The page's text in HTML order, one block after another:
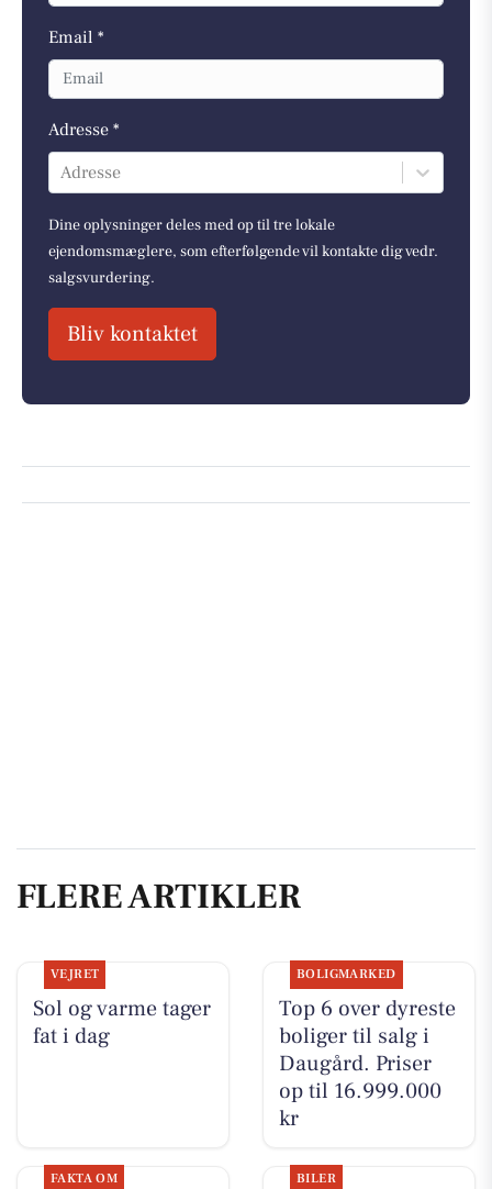
Email *
Adresse *
Adresse
Dine oplysninger deles med op til tre lokale
ejendomsmæglere, som efterfølgende vil kontakte dig vedr.
salgsvurdering.
Bliv kontaktet
FLERE ARTIKLER
VEJRET
Sol og varme tager
fat i dag
BOLIGMARKED
Top 6 over dyreste
boliger til salg i
Daugård. Priser
op til 16.999.000
kr
FAKTA OM BILER